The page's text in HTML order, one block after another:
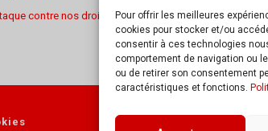
Pour offrir les meilleures
cookies pour stocker et/ou
consentir à ces technologies
comportement de navigation ou
ou de retirer son consentement
caractéristiques et fonctions.
contre nos droits : les